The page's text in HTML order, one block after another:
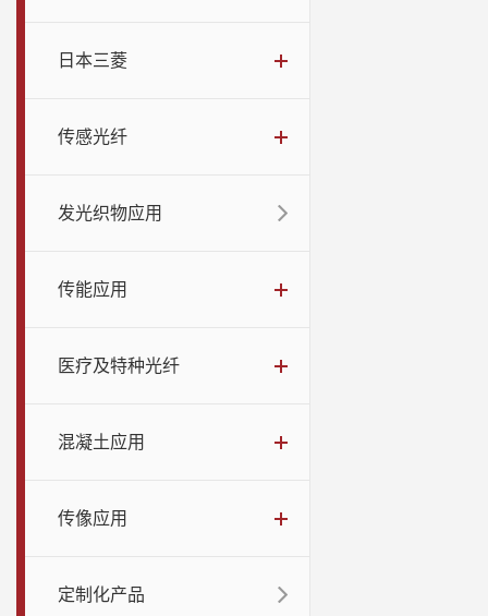
日本三菱
传感光纤
发光织物应用
传能应用
医疗及特种光纤
混凝土应用
传像应用
定制化产品